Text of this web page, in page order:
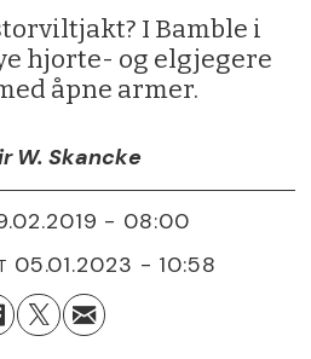
I Bamble i
hjorte- og elgjegere
åpne armer.
W. Skancke
- 08:00
05.01.2023 - 10:58